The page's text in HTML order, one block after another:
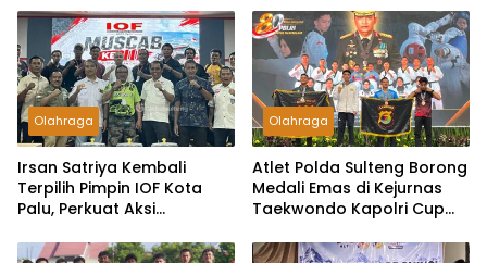
Olahraga
Irsan Satriya Kembali
Terpilih Pimpin IOF Kota
Palu, Perkuat Aksi
Wisata
Olahraga
Atlet Polda Sulteng Borong
Medali Emas di Kejurnas
Taekwondo Kapolri Cup